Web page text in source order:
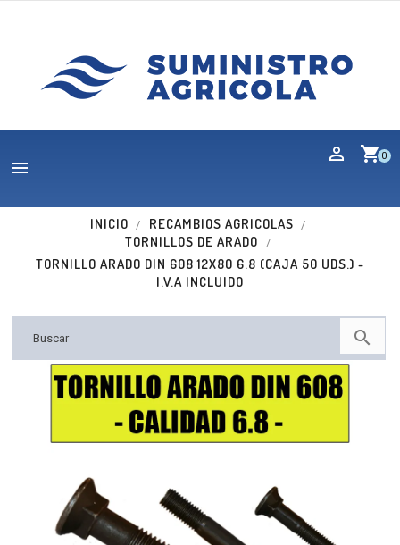
shopping_cart0

INICIO
RECAMBIOS AGRICOLAS
TORNILLOS DE ARADO
TORNILLO ARADO DIN 608 12X80 6.8 (CAJA 50 UDS.) -
I.V.A INCLUIDO
